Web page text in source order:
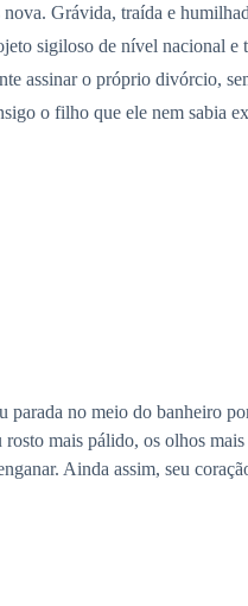
nova. Grávida, traída e
sigiloso de nível nacional e
assinar o próprio divórcio,
o filho que ele nem sabia
no meio do banheiro
rosto mais pálido, os olhos
Ainda assim, seu